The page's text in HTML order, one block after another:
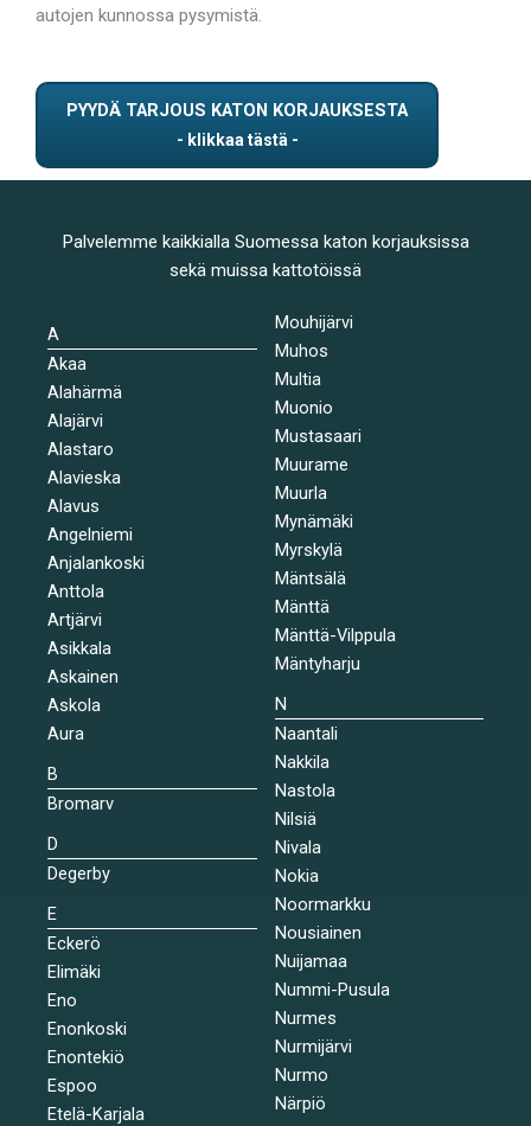
autojen kunnossa pysymistä.
PYYDÄ TARJOUS KATON KORJAUKSESTA
Palvelemme kaikkialla Suomessa katon korjauksissa
sekä muissa kattotöissä
A
Akaa
Alahärmä
Alajärvi
Alastaro
Alavieska
Alavus
Angelniemi
Anjalankoski
Anttola
Artjärvi
Asikkala
Askainen
Askola
Aura
B
Bromarv
D
Degerby
E
Eckerö
Elimäki
Eno
Enonkoski
Enontekiö
Espoo
Etelä-Karjala
Mouhijärvi
Muhos
Multia
Muonio
Mustasaari
Muurame
Muurla
Mynämäki
Myrskylä
Mäntsälä
Mänttä
Mänttä-Vilppula
Mäntyharju
N
Naantali
Nakkila
Nastola
Nilsiä
Nivala
Nokia
Noormarkku
Nousiainen
Nuijamaa
Nummi-Pusula
Nurmes
Nurmijärvi
Nurmo
Närpiö